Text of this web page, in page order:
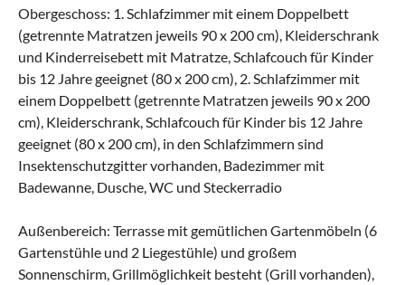
Obergeschoss: 1. Schlafzimmer mit einem Doppelbett
(getrennte Matratzen jeweils 90 x 200 cm), Kleiderschrank
und Kinderreisebett mit Matratze, Schlafcouch für Kinder
bis 12 Jahre geeignet (80 x 200 cm), 2. Schlafzimmer mit
einem Doppelbett (getrennte Matratzen jeweils 90 x 200
cm), Kleiderschrank, Schlafcouch für Kinder bis 12 Jahre
geeignet (80 x 200 cm), in den Schlafzimmern sind
Insektenschutzgitter vorhanden, Badezimmer mit
Badewanne, Dusche, WC und Steckerradio
Außenbereich: Terrasse mit gemütlichen Gartenmöbeln (6
Gartenstühle und 2 Liegestühle) und großem
Sonnenschirm, Grillmöglichkeit besteht (Grill vorhanden),